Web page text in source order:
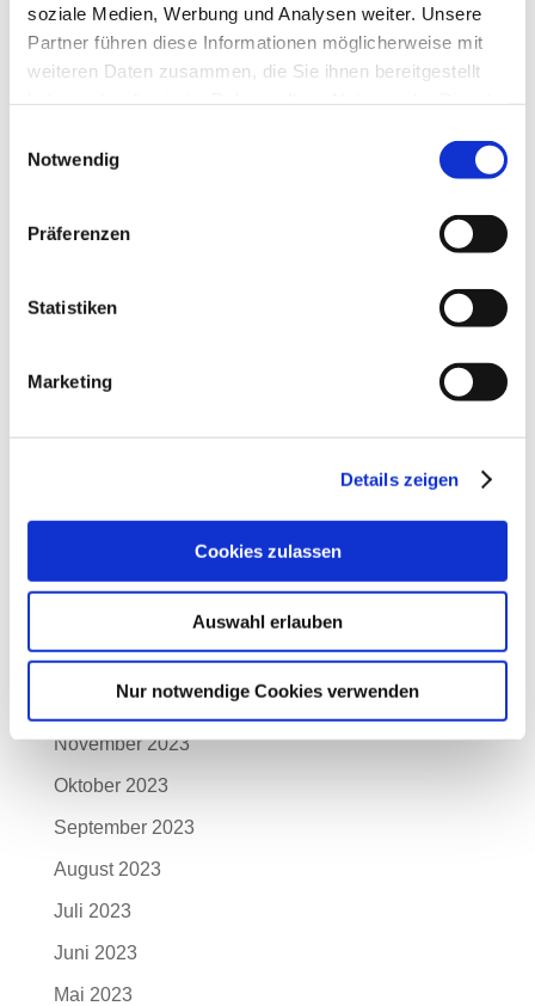
soziale Medien, Werbung und Analysen weiter. Unsere
Partner führen diese Informationen möglicherweise mit
weiteren Daten zusammen, die Sie ihnen bereitgestellt
Notwendig
Präferenzen
Statistiken
Marketing
Details zeigen
Cookies zulassen
Auswahl erlauben
Nur notwendige Cookies verwenden
April 2025
März 2025
Januar 2025
November 2024
März 2024
Januar 2024
Dezember 2023
November 2023
Oktober 2023
September 2023
August 2023
Juli 2023
Juni 2023
Mai 2023